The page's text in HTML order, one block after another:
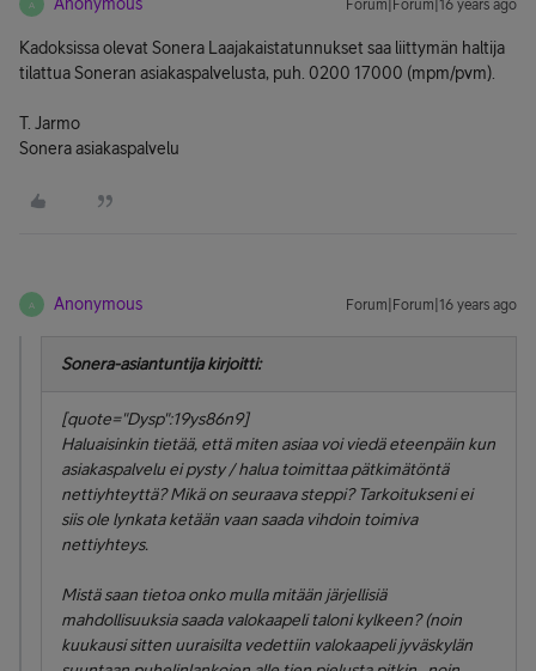
A Forum|Forum|16 years ago
Kadoksissa olevat Sonera Laajakaistatunnukset saa liittymän haltija
tilattua Soneran asiakaspalvelusta, puh. 0200 17000 (mpm/pvm).
T. Jarmo
Sonera asiakaspalvelu
A Anonymous Forum|Forum|16 years ago
Sonera-asiantuntija kirjoitti:
[quote="Dysp":19ys86n9]
Haluaisinkin tietää, että miten asiaa voi viedä eteenpäin kun
asiakaspalvelu ei pysty / halua toimittaa pätkimätöntä
nettiyhteyttä? Mikä on seuraava steppi? Tarkoitukseni ei
siis ole lynkata ketään vaan saada vihdoin toimiva
nettiyhteys.
Mistä saan tietoa onko mulla mitään järjellisiä
mahdollisuuksia saada valokaapeli taloni kylkeen? (noin
kuukausi sitten uuraisilta vedettiin valokaapeli jyväskylän